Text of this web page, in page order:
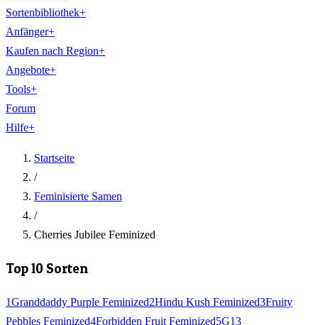
Sortenbibliothek+
Anfänger+
Kaufen nach Region+
Angebote+
Tools+
Forum
Hilfe+
Startseite
/
Feminisierte Samen
/
Cherries Jubilee Feminized
Top 10 Sorten
1Granddaddy Purple Feminized2Hindu Kush Feminized3Fruity
Pebbles Feminized4Forbidden Fruit Feminized5G13